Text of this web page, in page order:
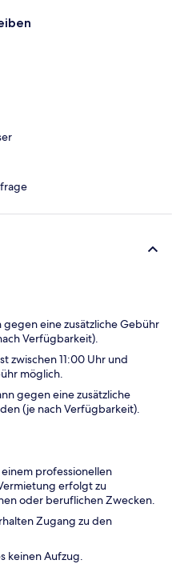
gegen eine zusätzliche Gebühr
Verfügbarkeit).
zwischen 11:00 Uhr und
möglich.
gegen eine zusätzliche
(je nach Verfügbarkeit).
professionellen
erfolgt zu
oder beruflichen Zwecken.
Zugang zu den
keinen Aufzug.